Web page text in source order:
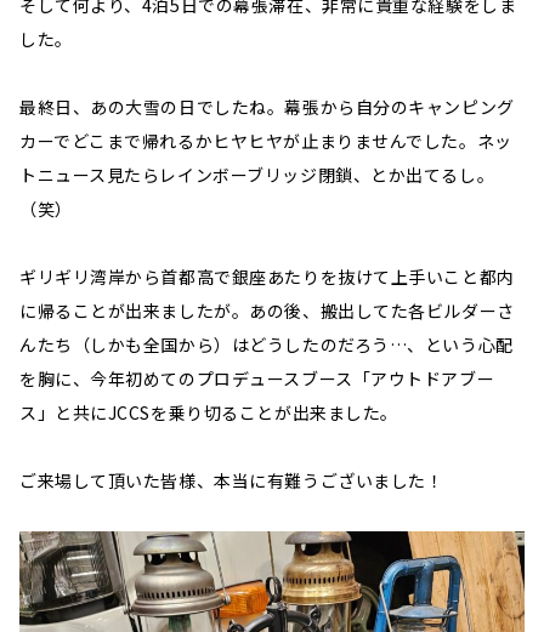
そして何より、4泊5日での幕張滞在、非常に貴重な経験をしま
した。
最終日、あの大雪の日でしたね。幕張から自分のキャンピング
カーでどこまで帰れるかヒヤヒヤが止まりませんでした。ネッ
トニュース見たらレインボーブリッジ閉鎖、とか出てるし。
（笑）
ギリギリ湾岸から首都高で銀座あたりを抜けて上手いこと都内
に帰ることが出来ましたが。あの後、搬出してた各ビルダーさ
んたち（しかも全国から）はどうしたのだろう…、という心配
を胸に、今年初めてのプロデュースブース「アウトドアブー
ス」と共にJCCSを乗り切ることが出来ました。
ご来場して頂いた皆様、本当に有難うございました！